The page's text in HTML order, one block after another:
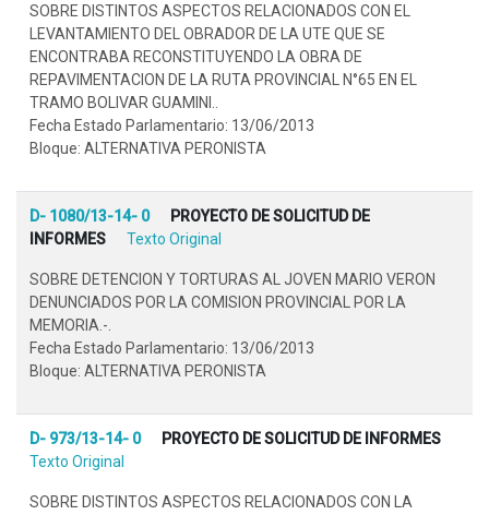
SOBRE DISTINTOS ASPECTOS RELACIONADOS CON EL
LEVANTAMIENTO DEL OBRADOR DE LA UTE QUE SE
ENCONTRABA RECONSTITUYENDO LA OBRA DE
REPAVIMENTACION DE LA RUTA PROVINCIAL N°65 EN EL
TRAMO BOLIVAR GUAMINI..
Fecha Estado Parlamentario: 13/06/2013
Bloque: ALTERNATIVA PERONISTA
D- 1080/13-14- 0
PROYECTO DE SOLICITUD DE
INFORMES
Texto Original
SOBRE DETENCION Y TORTURAS AL JOVEN MARIO VERON
DENUNCIADOS POR LA COMISION PROVINCIAL POR LA
MEMORIA.-.
Fecha Estado Parlamentario: 13/06/2013
Bloque: ALTERNATIVA PERONISTA
D- 973/13-14- 0
PROYECTO DE SOLICITUD DE INFORMES
Texto Original
SOBRE DISTINTOS ASPECTOS RELACIONADOS CON LA